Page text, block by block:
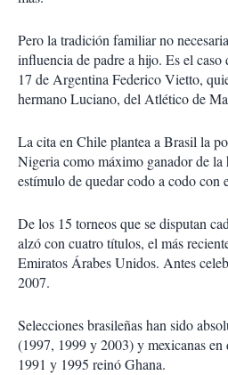
Pero la tradición familiar no
influencia de padre a hijo. Es el
17 de Argentina Federico Vietto,
hermano Luciano, del Atlético de
La cita en Chile plantea a Brasil la
Nigeria como máximo ganador de
estímulo de quedar codo a codo con
De los 15 torneos que se disputan
alzó con cuatro títulos, el más
Emiratos Árabes Unidos. Antes
2007.
Selecciones brasileñas han sido
(1997, 1999 y 2003) y mexicanas
1991 y 1995 reinó Ghana.